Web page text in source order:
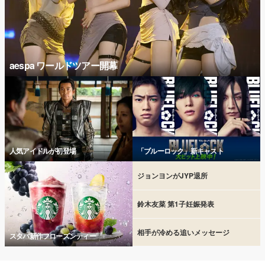
aespa ワールドツアー開幕
人気アイドルが初登場 「ブルーロック」新キャスト
スタバ新作フローズンティー
ジョンヨンがJYP退所
鈴木友菜 第1子妊娠発表
相手が冷める追いメッセージ